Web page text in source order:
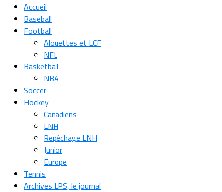
Accueil
Baseball
Football
Alouettes et LCF
NFL
Basketball
NBA
Soccer
Hockey
Canadiens
LNH
Repêchage LNH
Junior
Europe
Tennis
Archives LPS, le journal